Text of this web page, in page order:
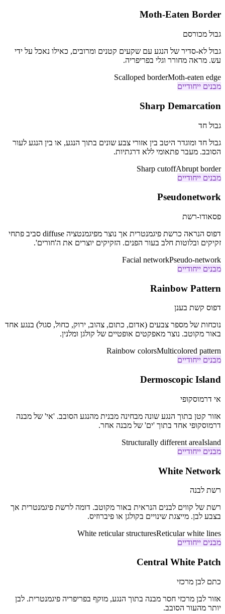
Moth-Eaten Border
גבול מכורסם
גבול לא-סדיר של הנגע עם שקעים קטנים ומרובים, כאילו נאכל על ידי
עש. מראה מחורר וגלי בפריפריה.
Moth-eaten edge
Scalloped border
מבנים ייחודיים
Sharp Demarcation
גבול חד
גבול חד ומוגדר היטב בין אזורי צבע שונים בתוך הנגע, או בין הנגע לעור
הסובב. מעבר פתאומי ללא דרגתיות.
Abrupt border
Sharp cutoff
מבנים ייחודיים
Pseudonetwork
פסאודו-רשת
דפוס הנראה כרשת פיגמנטרית אך נוצר מפיגמנטציה diffuse סביב פתחי
זקיקים ובלוטות חלב בעור הפנים. הזקיקים יוצרים את ה'חורים'.
Pseudo-network
Facial network
מבנים ייחודיים
Rainbow Pattern
דפוס קשת בענן
נוכחות של מספר צבעים (אדום, כתום, צהוב, ירוק, כחול, סגול) בנגע אחד
באור מקוטב. נוצר מאפקטים אופטיים של קולגן ומלנין.
Multicolored pattern
Rainbow colors
מבנים ייחודיים
Dermoscopic Island
אי דרמוסקופי
אזור קטן בתוך הנגע שונה מבחינה מבנית מהנגע הסובב. 'אי' של מבנה
דרמוסקופי אחד בתוך 'ים' של מבנה אחר.
Island
Structurally different area
מבנים ייחודיים
White Network
רשת לבנה
רשת של קווים לבנים הנראית באור מקוטב. דומה לרשת פיגמנטרית אך
בצבע לבן. מייצגת שינויים בקולגן או פיברוזיס.
Reticular white lines
White reticular structures
מבנים ייחודיים
Central White Patch
כתם לבן מרכזי
אזור לבן מרכזי חסר מבנה בתוך הנגע, מוקף בפריפריה פיגמנטרית. לבן
יותר מהעור הסובב.